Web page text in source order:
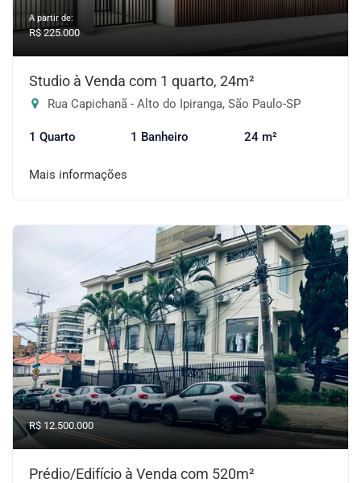
A partir de:
R$ 225.000
Studio à Venda com 1 quarto, 24m²
Rua Capichanã - Alto do Ipiranga, São Paulo-SP
1 Quarto 1 Banheiro 24 m²
Mais informações
R$ 12.500.000
Prédio/Edifício à Venda com 520m²